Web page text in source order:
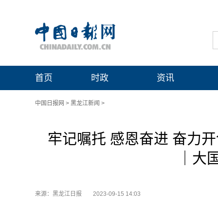
首页 时政 资讯
中国日报网 > 黑龙江新闻 >
牢记嘱托 感恩奋进 奋力
｜大
来源：黑龙江日报 2023-09-15 14:03